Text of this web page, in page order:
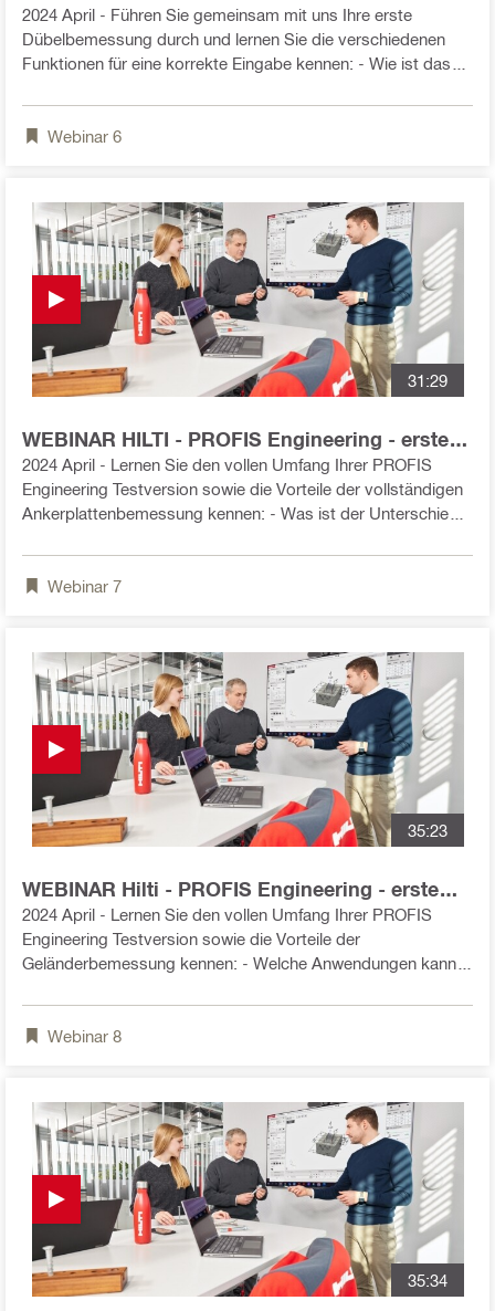
Schritte im Betonmodul
2024 April - Führen Sie gemeinsam mit uns Ihre erste
Dübelbemessung durch und lernen Sie die verschiedenen
Funktionen für eine korrekte Eingabe kennen: - Wie ist das
auswählen? - Wie kann ich die Dimensionen (z.B. Beton und
Ankerplatte) anpassen ? - Wie exportiere ich Dateien oder
Webinar 6
31:29
WEBINAR HILTI - PROFIS Engineering - erste
Schritte mit der erweiterten
Ankerplattenbemessung
2024 April - Lernen Sie den vollen Umfang Ihrer PROFIS
Engineering Testversion sowie die Vorteile der vollständigen
Ankerplattenbemessung kennen: - Was ist der Unterschied
Berechnungsmethode? - Wie kann ich die Steifigkeit der
Ankerplatte bemessen? - Wie erstelle ich einen vollständigen
Ankerplattenmodul nutzen um meine Materialkosten zu
reduzieren?
Webinar 7
35:23
WEBINAR Hilti - PROFIS Engineering - erste
Schritte im Geländermodul
2024 April - Lernen Sie den vollen Umfang Ihrer PROFIS
Engineering Testversion sowie die Vorteile der
Geländerbemessung kennen: - Welche Anwendungen kann
Materialien kann ich auswählen? - Wie stelle ich die richtigen
Lasten ein? - Wie kann ich meine Anwendung optimieren? -
Webinar 8
35:34